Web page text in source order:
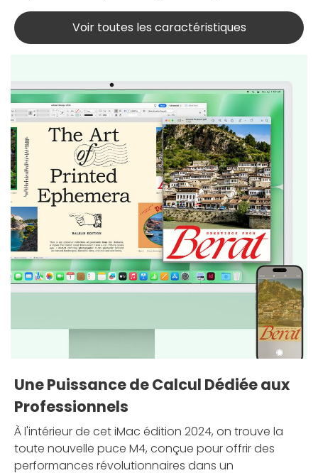
Voir toutes les caractéristiques
Une Puissance de Calcul Dédiée aux
Professionnels
À l'intérieur de cet iMac édition 2024, on trouve la
toute nouvelle puce M4, conçue pour offrir des
performances révolutionnaires dans un